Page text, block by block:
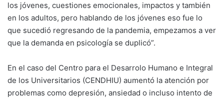
los jóvenes, cuestiones emocionales, impactos y también
en los adultos, pero hablando de los jóvenes eso fue lo
que sucedió regresando de la pandemia, empezamos a ver
que la demanda en psicología se duplicó”.
En el caso del Centro para el Desarrolo Humano e Integral
de los Universitarios (CENDHIU) aumentó la atención por
problemas como depresión, ansiedad o incluso intento de